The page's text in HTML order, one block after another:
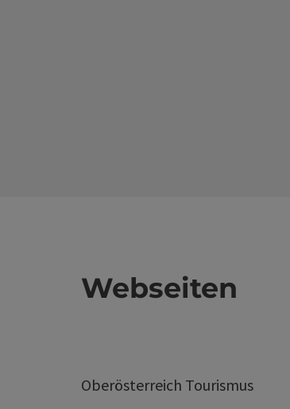
Webseiten
Oberösterreich Tourismus